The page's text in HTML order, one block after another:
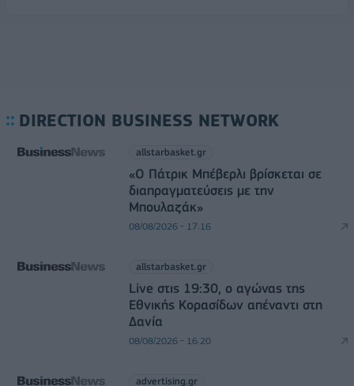
DIRECTION BUSINESS NETWORK
allstarbasket.gr
«Ο Πάτρικ Μπέβερλι βρίσκεται σε
διαπραγματεύσεις με την
Μπουλαζάκ»
08/08/2026 - 17:16
allstarbasket.gr
Live στις 19:30, ο αγώνας της
Εθνικής Κορασίδων απέναντι στη
Δανία
08/08/2026 - 16:20
advertising.gr